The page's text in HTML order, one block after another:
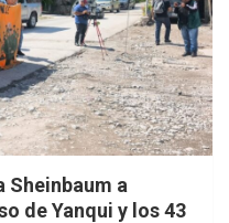
Sheinbaum a
de Yanqui y los 43